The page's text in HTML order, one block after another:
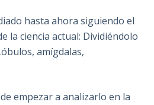
hasta ahora siguiendo el
la ciencia actual: Dividiéndolo
amígdalas,
empezar a analizarlo en la